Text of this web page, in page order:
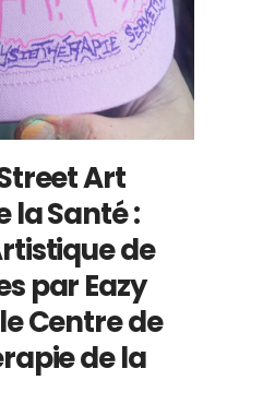
Art
la Santé :
de
par Eazy
Centre de
de la